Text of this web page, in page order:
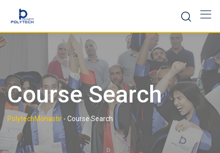
Course Search
PolytechMonastir- Course Search